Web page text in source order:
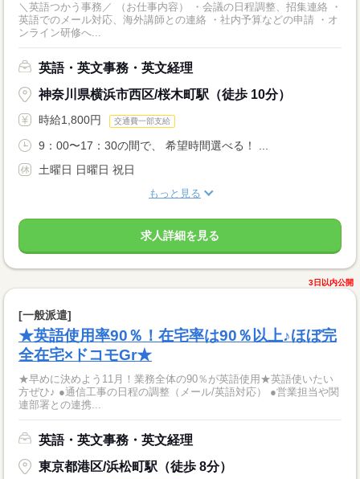
＼英語つかう事務／ （お仕事内容） ・会議の日程調整、招集連絡 ・
英語でのメール対応、海外講師との連絡 ・社内予算などの申請 ・オ
ンライン研修へ...
英語・英文事務・英文経理
神奈川県横浜市西区/桜木町駅（徒歩 10分）
時給1,800円 交通費一部支給
9：00〜17：30の間で、 希望時間選べる！ ...
土曜日 日曜日 祝日
もっと見る
求人詳細を見る
3日以内公開
[一般派遣]
★英語使用率90％！在宅率は90％以上♪ほぼ完
全在宅×ドコモGr★
★早めに決めよう11月！業務全体の90％が英語使用★英語使いたい
方ぜひ♪ ●通信工事の日程の調整（メール/英語対応） ●営業担当や関
連部署との連携...
英語・英文事務・英文経理
東京都港区/浜松町駅（徒歩 8分）